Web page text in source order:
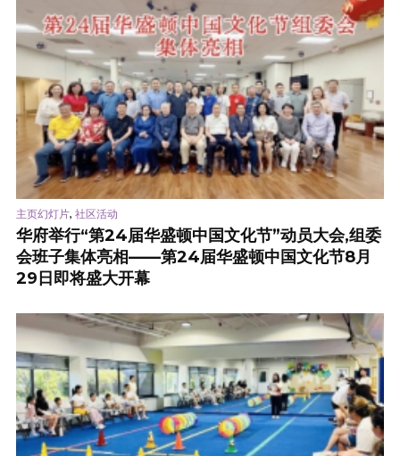
主页幻灯片, 社区活动
华府举行“第24届华盛顿中国文化节”动员大会,组委
会班子集体亮相——第24届华盛顿中国文化节8月
29日即将盛大开幕